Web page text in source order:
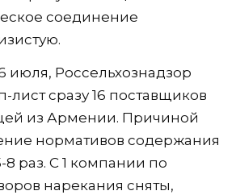
соединение
июля, Россельхознадзор
лист сразу 16 поставщиков
из Армении. Причиной
нормативов содержания
8 раз. С 1 компании по
нарекания сняты,